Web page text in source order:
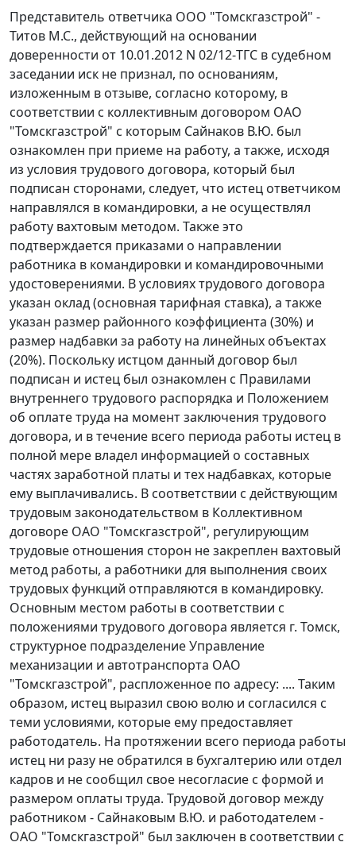
Представитель ответчика ООО "Томскгазстрой" -
Титов М.С., действующий на основании
доверенности от 10.01.2012 N 02/12-ТГС в судебном
заседании иск не признал, по основаниям,
изложенным в отзыве, согласно которому, в
соответствии с коллективным договором ОАО
"Томскгазстрой" с которым Сайнаков В.Ю. был
ознакомлен при приеме на работу, а также, исходя
из условия трудового договора, который был
подписан сторонами, следует, что истец ответчиком
направлялся в командировки, а не осуществлял
работу вахтовым методом. Также это
подтверждается приказами о направлении
работника в командировки и командировочными
удостоверениями. В условиях трудового договора
указан оклад (основная тарифная ставка), а также
указан размер районного коэффициента (30%) и
размер надбавки за работу на линейных объектах
(20%). Поскольку истцом данный договор был
подписан и истец был ознакомлен с Правилами
внутреннего трудового распорядка и Положением
об оплате труда на момент заключения трудового
договора, и в течение всего периода работы истец в
полной мере владел информацией о составных
частях заработной платы и тех надбавках, которые
ему выплачивались. В соответствии с действующим
трудовым законодательством в Коллективном
договоре ОАО "Томскгазстрой", регулирующим
трудовые отношения сторон не закреплен вахтовый
метод работы, а работники для выполнения своих
трудовых функций отправляются в командировку.
Основным местом работы в соответствии с
положениями трудового договора является г. Томск,
структурное подразделение Управление
механизации и автотранспорта ОАО
"Томскгазстрой", распложенное по адресу: .... Таким
образом, истец выразил свою волю и согласился с
теми условиями, которые ему предоставляет
работодатель. На протяжении всего периода работы
истец ни разу не обратился в бухгалтерию или отдел
кадров и не сообщил свое несогласие с формой и
размером оплаты труда. Трудовой договор между
работником - Сайнаковым В.Ю. и работодателем -
ОАО "Томскгазстрой" был заключен в соответствии с